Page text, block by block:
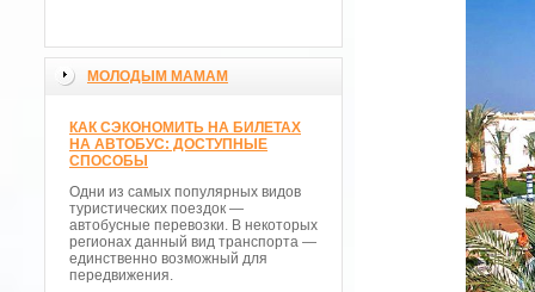
МОЛОДЫМ МАМАМ
КАК СЭКОНОМИТЬ НА БИЛЕТАХ
НА АВТОБУС: ДОСТУПНЫЕ
СПОСОБЫ
Одни из самых популярных видов
туристических поездок —
автобусные перевозки. В некоторых
регионах данный вид транспорта —
единственно возможный для
передвижения.